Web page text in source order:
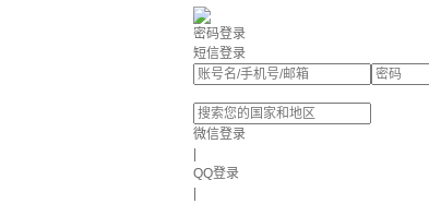
密码登录
短信登录
微信登录
QQ登录